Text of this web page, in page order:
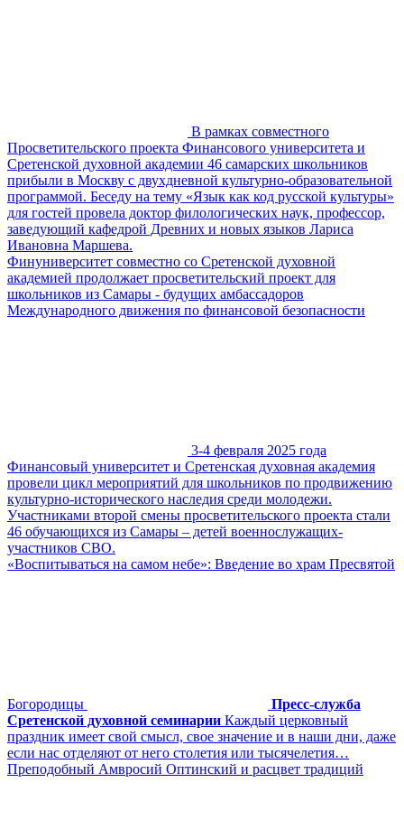
В рамках совместного
Просветительского проекта Финансового университета и
Сретенской духовной академии 46 самарских школьников
прибыли в Москву с двухдневной культурно-образовательной
программой. Беседу на тему «Язык как код русской культуры»
для гостей провела доктор филологических наук, профессор,
заведующий кафедрой Древних и новых языков Лариса
Ивановна Маршева.
Финуниверситет совместно со Сретенской духовной
академией продолжает просветительский проект для
школьников из Самары - будущих амбассадоров
Международного движения по финансовой безопасности
3-4 февраля 2025 года
Финансовый университет и Сретенская духовная академия
провели цикл мероприятий для школьников по продвижению
культурно-исторического наследия среди молодежи.
Участниками второй смены просветительского проекта стали
46 обучающихся из Самары – детей военнослужащих-
участников СВО.
«Воспитываться на самом небе»: Введение во храм Пресвятой
Богородицы
Пресс-служба
Сретенской духовной семинарии Каждый церковный
праздник имеет свой смысл, свое значение и в наши дни, даже
если нас отделяют от него столетия или тысячелетия…
Преподобный Амвросий Оптинский и расцвет традиций